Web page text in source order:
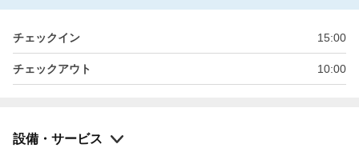
チェックイン 15:00
チェックアウト 10:00
設備・サービス